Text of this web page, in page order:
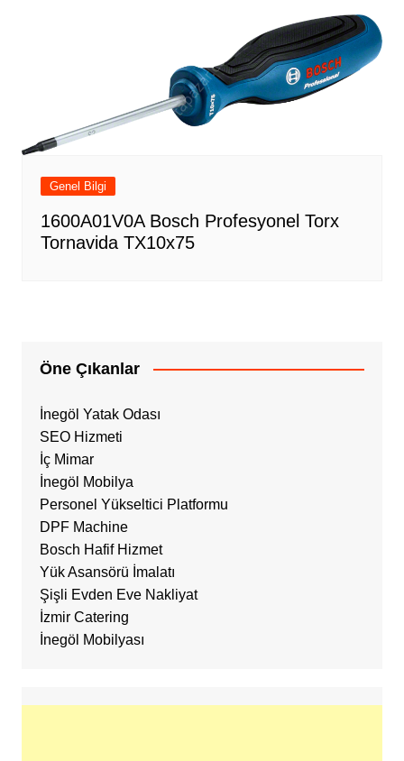
Genel Bilgi
1600A01V0A Bosch Profesyonel Torx
Tornavida TX10x75
Öne Çıkanlar
İnegöl Yatak Odası
SEO Hizmeti
İç Mimar
İnegöl Mobilya
Personel Yükseltici Platformu
DPF Machine
Bosch Hafif Hizmet
Yük Asansörü İmalatı
Şişli Evden Eve Nakliyat
İzmir Catering
İnegöl Mobilyası